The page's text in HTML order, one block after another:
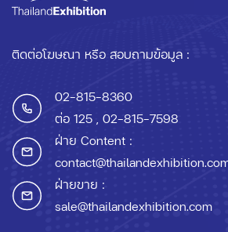
ติดต่อโฆษณา หรือ สอบถามข้อมูล :
02-815-8360
ต่อ 125 , 02-815-7598
ฝ่าย Content :
ฝ่ายขาย :
sale@thailandexhibition.com